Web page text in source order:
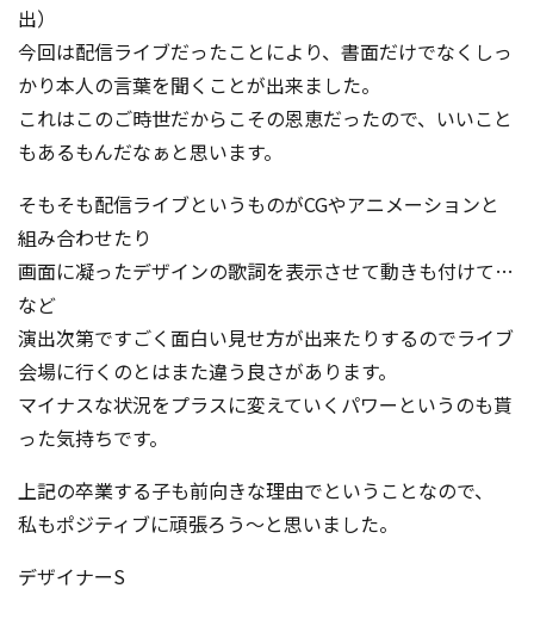
出）
今回は配信ライブだったことにより、書面だけでなくしっ
かり本人の言葉を聞くことが出来ました。
これはこのご時世だからこその恩恵だったので、いいこと
もあるもんだなぁと思います。
そもそも配信ライブというものがCGやアニメーションと
組み合わせたり
画面に凝ったデザインの歌詞を表示させて動きも付けて…
など
演出次第ですごく面白い見せ方が出来たりするのでライブ
会場に行くのとはまた違う良さがあります。
マイナスな状況をプラスに変えていくパワーというのも貰
った気持ちです。
上記の卒業する子も前向きな理由でということなので、
私もポジティブに頑張ろう～と思いました。
デザイナーS